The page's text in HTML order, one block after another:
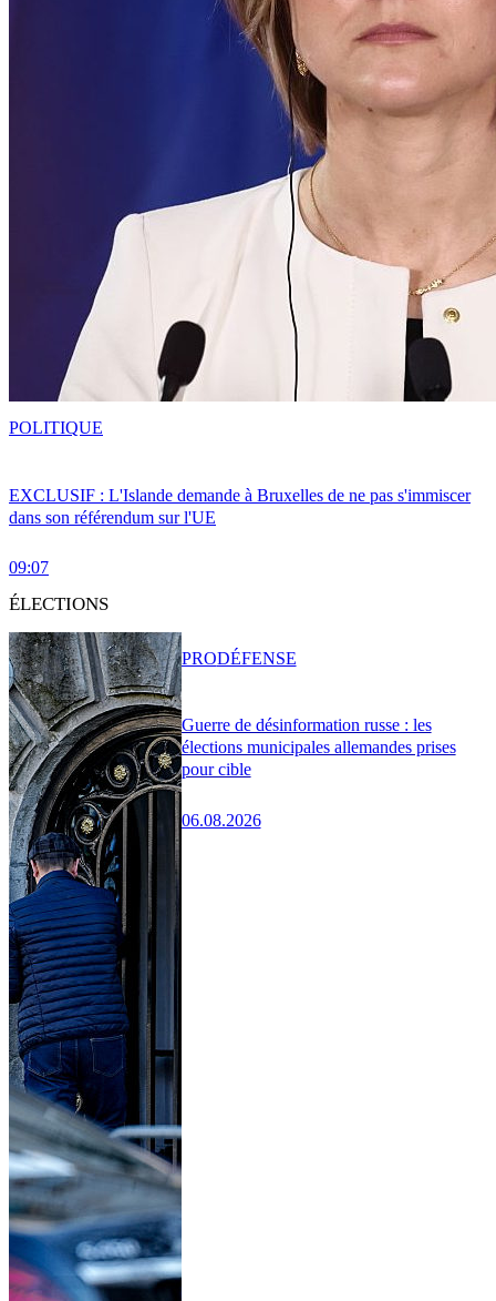
EXCLUSIF : L'Islande demande à Bruxelles de ne pas s'immiscer
dans son référendum sur l'UE
09:07
POLITIQUE
ÉLECTIONS
Guerre de désinformation russe : les
élections municipales allemandes prises
pour cible
06.08.2026
PRODÉFENSE